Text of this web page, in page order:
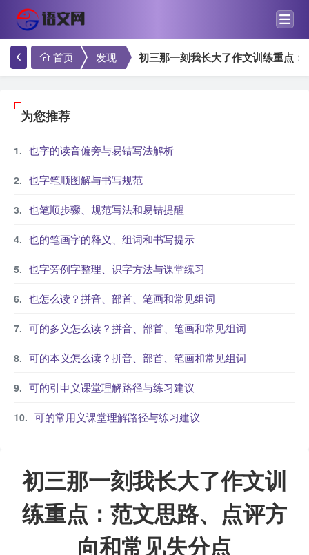
首页 发现 初三那一刻我长大了作文训练重点
为您推荐
也字的读音偏旁与易错写法解析
也字笔顺图解与书写规范
也笔顺步骤、规范写法和易错提醒
也的笔画字的释义、组词和书写提示
也字旁例字整理、识字方法与课堂练习
也怎么读？拼音、部首、笔画和常见组词
可的多义怎么读？拼音、部首、笔画和常见组词
可的本义怎么读？拼音、部首、笔画和常见组词
可的引申义课堂理解路径与练习建议
可的常用义课堂理解路径与练习建议
初三那一刻我长大了作文训
练重点：范文思路、点评方
向和常见失分点